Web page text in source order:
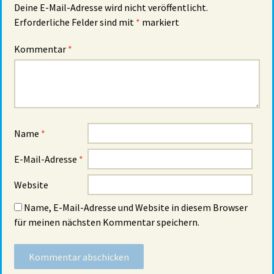
Deine E-Mail-Adresse wird nicht veröffentlicht.
Erforderliche Felder sind mit * markiert
Kommentar *
Name *
E-Mail-Adresse *
Website
Name, E-Mail-Adresse und Website in diesem Browser
für meinen nächsten Kommentar speichern.